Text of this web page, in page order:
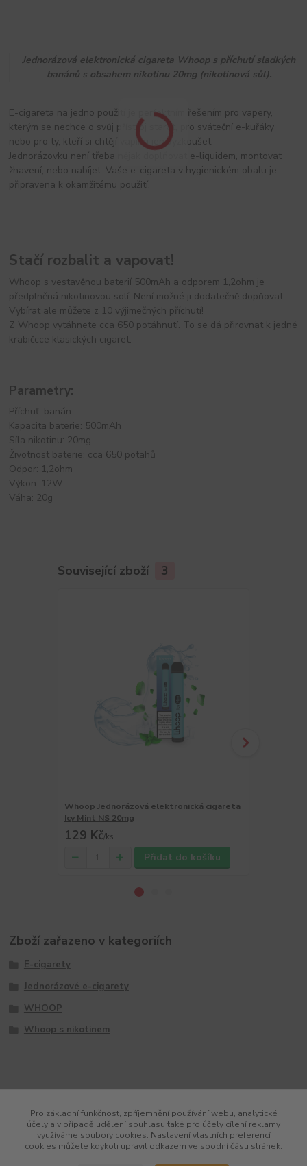
Jednorázová elektronická cigareta Whoop s příchutí sladkých
banánů s obsahem nikotinu 20mg (nikotinová sůl).
E-cigareta na jedno použití je perfektním řešením pro vapery,
kterým se nechce o svůj přístroj starat, pro sváteční e-kuřáky
nebo pro ty, kteří si chtějí vaping jen vyzkoušet.
Jednorázovku není třeba nějak doplňovat e-liquidem, montovat
žhavení, nebo nabíjet. Vaše e-cigareta v hygienickém obalu je
připravena k okamžitému použití.
Stačí rozbalit a vapovat!
Whoop s vestavěnou baterií 500mAh a odporem 1,2ohm je
předplněná nikotinovou solí. Není možné ji dodatečně dopňovat.
Vybírat ale můžete z 10 výjimečných příchutí!
Z Whoop vytáhnete cca 650 potáhnutí. To se dá přirovnat k jedné
krabičcce klasických cigaret.
Parametry:
Příchuť: banán
Kapacita baterie: 500mAh
Síla nikotinu: 20mg
Životnost baterie: cca 650 potahů
Odpor: 1,2ohm
Výkon: 12W
Váha: 20g
Související zboží 3
Whoop Jednorázová elektronická cigareta
Icy Mint NS 20mg
129 Kč/ks
Přidat do košíku
Zboží zařazeno v kategoriích
E-cigarety
Jednorázové e-cigarety
WHOOP
Whoop s nikotinem
Pro základní funkčnost, zpříjemnění používání webu, analytické
účely a v případě udělení souhlasu také pro účely cílení reklamy
využíváme soubory cookies. Nastavení vlastních preferencí
cookies můžete kdykoli upravit odkazem ve spodní části stránek.